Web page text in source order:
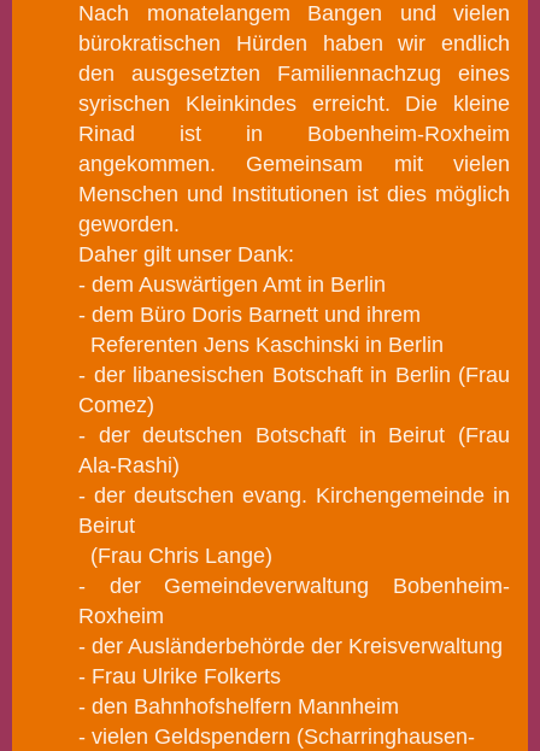
Nach monatelangem Bangen und vielen
bürokratischen Hürden haben wir endlich
den ausgesetzten Familiennachzug eines
syrischen Kleinkindes erreicht. Die kleine
Rinad ist in Bobenheim-Roxheim
angekommen. Gemeinsam mit vielen
Menschen und Institutionen ist dies möglich
geworden.
Daher gilt unser Dank:
- dem Auswärtigen Amt in Berlin
- dem Büro Doris Barnett und ihrem
Referenten Jens Kaschinski in Berlin
- der libanesischen Botschaft in Berlin (Frau
Comez)
- der deutschen Botschaft in Beirut (Frau
Ala-Rashi)
- der deutschen evang. Kirchengemeinde in
Beirut
(Frau Chris Lange)
- der Gemeindeverwaltung Bobenheim-
Roxheim
- der Ausländerbehörde der Kreisverwaltung
- Frau Ulrike Folkerts
- den Bahnhofshelfern Mannheim
- vielen Geldspendern (Scharringhausen-